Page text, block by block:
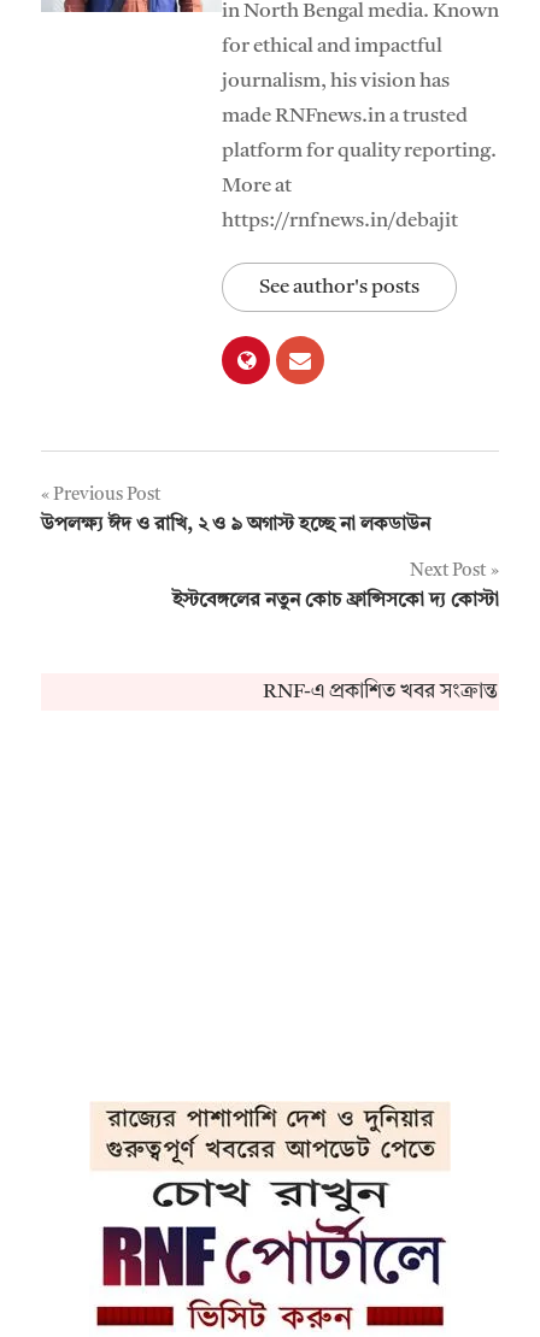
in North Bengal media. Known
for ethical and impactful
journalism, his vision has
made RNFnews.in a trusted
platform for quality reporting.
More at
https://rnfnews.in/debajit
See author's posts
Post
Previous Post
উপলক্ষ্য ঈদ ও রাখি, ২ ও ৯ অগাস্ট হচ্ছে না লকডাউন
Next Post
ইস্টবেঙ্গলের নতুন কোচ ফ্রান্সিসকো দ্য কোস্টা
RNF-এ প্রকাশিত খবর সংক্রান্ত